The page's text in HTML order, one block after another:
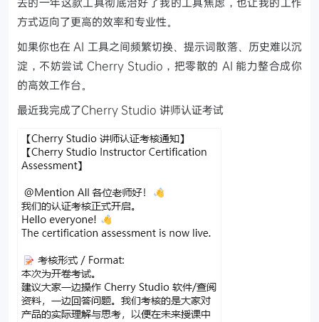
方式迈向了更高的效率和专业性。
如果你也在 AI 工具之间频繁切换、提示词散落、历史难以沉
淀，不妨尝试 Cherry Studio，把零散的 AI 能力整合成你
的高效工作台。
最近我完成了Cherry Studio 讲师认证考试